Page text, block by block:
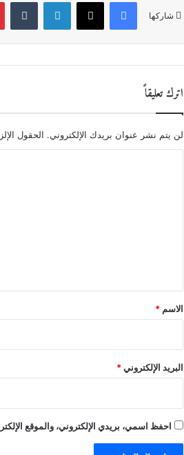
شاركها
اترك تعليقاً
لن يتم نشر عنوان بريدك الإلكتروني. الحقول
*
الاسم *
البريد الإلكتروني*
احفظ اسمي، بريدي الإلكتروني، والموقع